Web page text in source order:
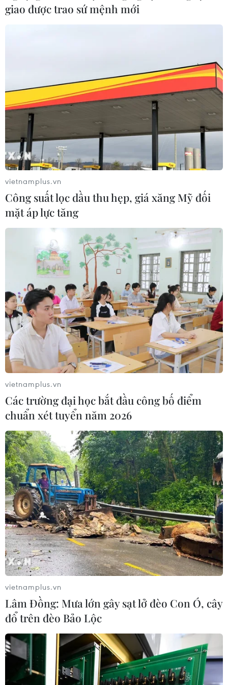
Báo cáo của Ban Chấp hành TW Đảng khóa
TTXVN trân trọng giới thiệu toàn văn Báo cáo của Ban
Chấp hành Trung ương Đảng khóa XI về các văn kiện
Đại hội XII của Đảng.
Báo chí thế giới đánh giá cao Đại
hội Đảng lần thứ XII
21/01/2016 07:50
Truyền thông quốc tế đã có nhiều đánh giá tích cực, coi
Đại hội Đảng XII là cột mốc lịch sử quan trọng trong tiến
trình đổi mới toàn diện của Việt Nam.
giao được trao sứ mệnh mới
vietnamplus.vn
Công suất lọc dầu thu hẹp, giá xăng Mỹ đối
mặt áp lực tăng
vietnamplus.vn
Các trường đại học bắt đầu công bố điểm
chuẩn xét tuyển năm 2026
vietnamplus.vn
Lâm Đồng: Mưa lớn gây sạt lở đèo Con Ó, cây
đổ trên đèo Bảo Lộc